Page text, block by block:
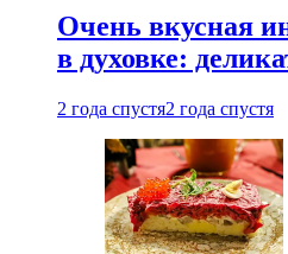
Очень вкусная
в духовке:
2 года спустя2 года спустя